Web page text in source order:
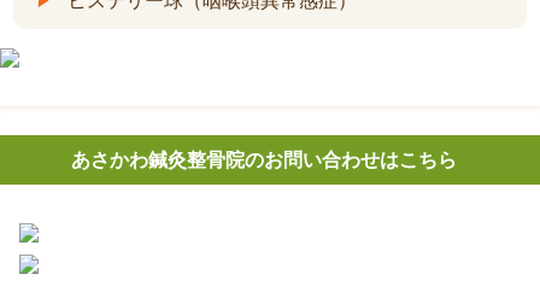
あさかわ鍼灸整⾻院のお問い合わせはこちら